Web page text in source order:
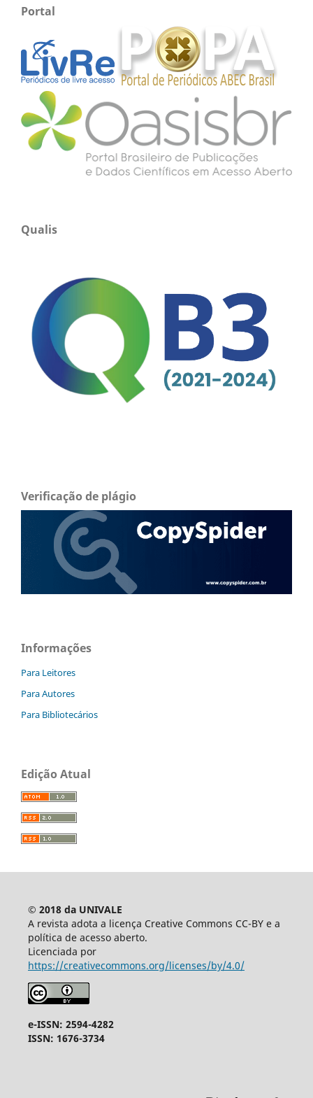
Portal
Qualis
Verificação de plágio
Informações
Para Leitores
Para Autores
Para Bibliotecários
Edição Atual
© 2018 da UNIVALE
A revista adota a licença Creative Commons CC-BY e a
política de acesso aberto.
Licenciada por
https://creativecommons.org/licenses/by/4.0/
e-ISSN: 2594-4282
ISSN: 1676-3734